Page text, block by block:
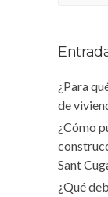
¿Para
de
¿Cómo
Sant
¿Qué